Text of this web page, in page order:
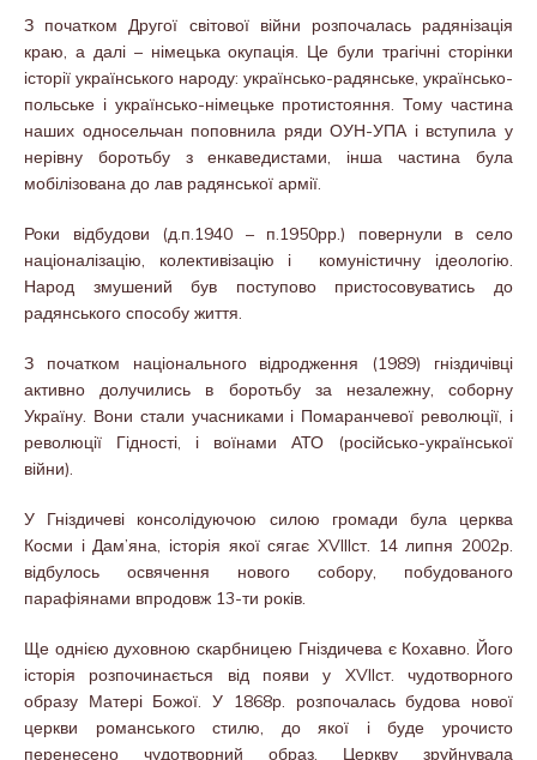
З початком Другої світової війни розпочалась радянізація
краю, а далі – німецька окупація. Це були трагічні сторінки
історії українського народу: українсько-радянське, українсько-
польське і українсько-німецьке протистояння. Тому частина
наших односельчан поповнила ряди ОУН-УПА і вступила у
нерівну боротьбу з енкаведистами, інша частина була
мобілізована до лав радянської армії.
Роки відбудови (д.п.1940 – п.1950рр.) повернули в село
націоналізацію, колективізацію і комуністичну ідеологію.
Народ змушений був поступово пристосовуватись до
радянського способу життя.
З початком національного відродження (1989) гніздичівці
активно долучились в боротьбу за незалежну, соборну
Україну. Вони стали учасниками і Помаранчевої революції, і
революції Гідності, і воїнами АТО (російсько-української
війни).
У Гніздичеві консолідуючою силою громади була церква
Косми і Дам’яна, історія якої сягає XVIIIст. 14 липня 2002р.
відбулось освячення нового собору, побудованого
парафіянами впродовж 13-ти років.
Ще однією духовною скарбницею Гніздичева є Кохавно. Його
історія розпочинається від появи у XVIIст. чудотворного
образу Матері Божої. У 1868р. розпочалась будова нової
церкви романського стилю, до якої і буде урочисто
перенесено чудотворний образ. Церкву зруйнувала